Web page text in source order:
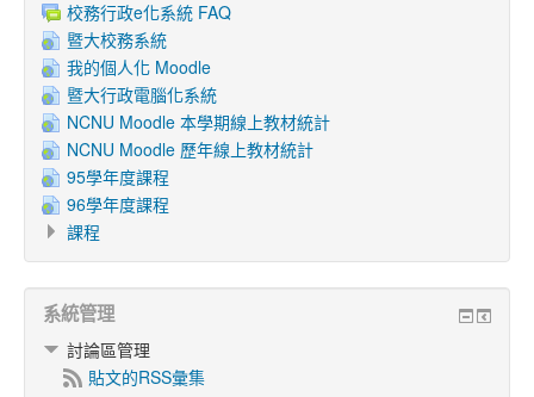
校務行政e化系統 FAQ
暨大校務系統
我的個人化 Moodle
暨大行政電腦化系統
NCNU Moodle 本學期線上教材統計
NCNU Moodle 歷年線上教材統計
95學年度課程
96學年度課程
課程
系統管理
討論區管理
貼文的RSS彙集